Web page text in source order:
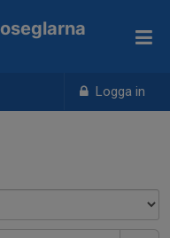
Logga in